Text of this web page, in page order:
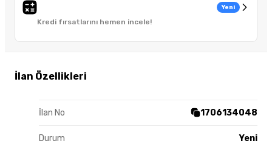
Kredi fırsatlarını hemen incele!
Yeni
İlan Özellikleri
İlan No 1706134048
Durum Yeni